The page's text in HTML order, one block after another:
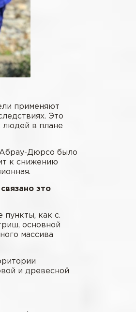
применяют
Это
людей в плане
Абрау-Дюрсо было
к снижению
это
пункты, как с.
основной
массива
и древесной